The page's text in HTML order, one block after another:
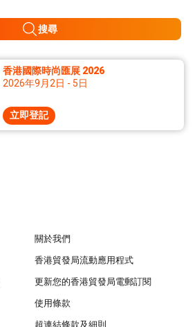
搜尋
香港國際時尚匯展 2026
2026年9月2日 - 5日
立即登記
關於我們
香港貿發局流動應用程式
更新您的香港貿發局電郵訂閱
使用條款
超連結條款及細則